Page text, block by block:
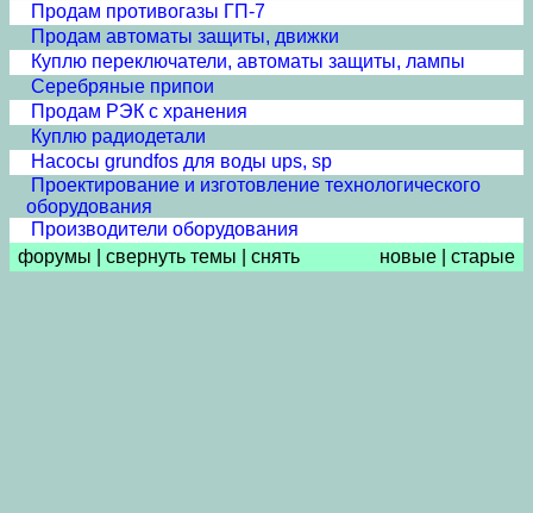
Продам противогазы ГП-7
Продам автоматы защиты, движки
Куплю переключатели, автоматы защиты, лампы
Серебряные припои
Продам РЭК с хранения
Куплю радиодетали
Насосы grundfos для воды ups, sp
Проектирование и изготовление технологического
оборудования
Производители оборудования
форумы
свернуть темы снять новые старые